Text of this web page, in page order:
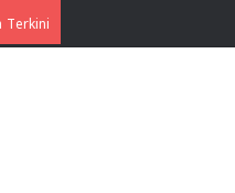
Terkini